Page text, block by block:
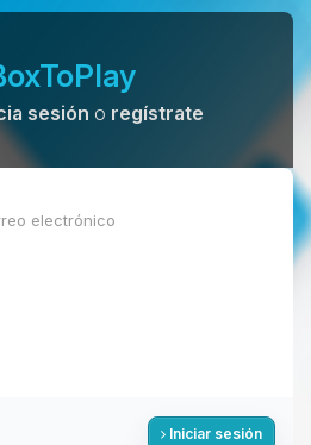
sesión o regístrate
Iniciar sesión